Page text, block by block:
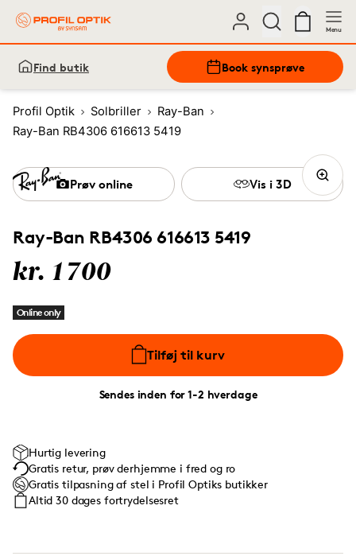
Menu
Find butik Book synsprøve
Profil Optik Solbriller
Ray-Ban
Ray-Ban RB4306 616613 5419
Ray-Ban RB4306 616613 5419
kr. 1700
Online only
Tilføj til kurv
Sendes inden for 1-2 hverdage
Prøv online Vis i 3D
Hurtig levering
Gratis retur, prøv derhjemme i fred og ro
Gratis tilpasning af stel i Profil Optiks butikker
Altid 30 dages fortrydelsesret